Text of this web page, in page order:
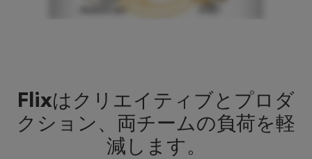
Flixはクリエイティブとプロダ
クション、両チームの負荷を軽
減します。